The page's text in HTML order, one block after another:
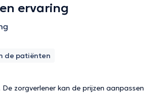
ervaring
de patiënten
zorgverlener kan de prijzen aanpassen